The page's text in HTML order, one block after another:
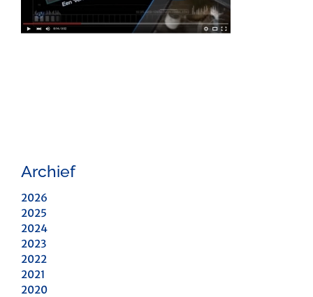
Archief
2026
2025
2024
2023
2022
2021
2020